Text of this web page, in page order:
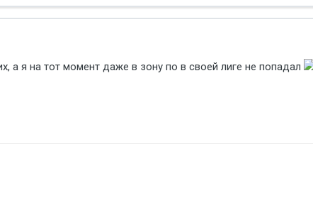
а я на тот момент даже в зону по в своей лиге не попадал